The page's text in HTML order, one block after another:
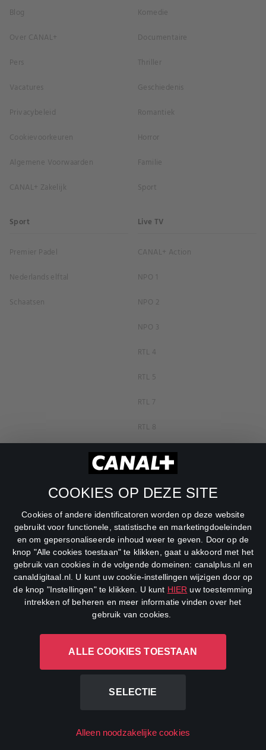
COOKIES OP DEZE SITE
Cookies of andere identificatoren worden op deze website
gebruikt voor functionele, statistische en marketingdoeleinden
en om gepersonaliseerde inhoud weer te geven. Door op de
knop "Alle cookies toestaan" te klikken, gaat u akkoord met het
gebruik van cookies in de volgende domeinen: canalplus.nl en
canaldigitaal.nl. U kunt uw cookie-instellingen wijzigen door op
de knop "Instellingen" te klikken. U kunt HIER uw toestemming
intrekken of beheren en meer informatie vinden over het
gebruik van cookies.
ALLE COOKIES TOESTAAN
SELECTIE
Alleen noodzakelijke cookies
Blog
Over CANAL+
Pers
Vacatures
Privacybeleid
Cookievoorkeuren
Algemene Voorwaarden
CANAL+ Zakelijk
Komedie
Documentaire
Thriller
Geschiedenis
Romantiek
Horror
Familie
Sport
Sport
Premier Padel
Nederlands elftal
Schaatsen
Live TV
CANAL+ Action
NPO 1
NPO 2
NPO 3
RTL 4
RTL 5
RTL 7
RTL 8
RTL Z
SBS6
Veronica
DreamWorks Channel
CANAL+ Luxembourg S. à r.l., Rue Albert Borschette 4, L-1246